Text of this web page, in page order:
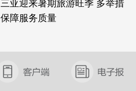
三亚迎来暑期旅游旺季 多举措
保障服务质量